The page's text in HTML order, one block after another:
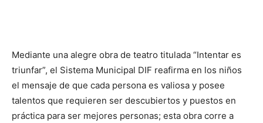
Mediante una alegre obra de teatro titulada “Intentar es
triunfar”, el Sistema Municipal DIF reafirma en los niños
el mensaje de que cada persona es valiosa y posee
talentos que requieren ser descubiertos y puestos en
práctica para ser mejores personas; esta obra corre a